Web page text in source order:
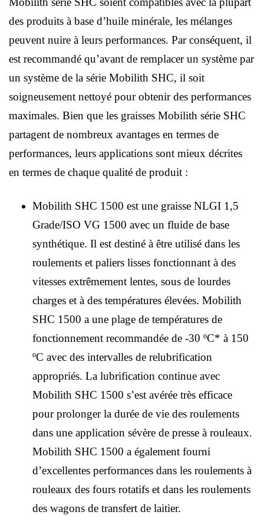
des produits à base d’huile minérale, les mélanges
peuvent nuire à leurs performances. Par conséquent, il
est recommandé qu’avant de remplacer un système par
un système de la série Mobilith SHC, il soit
soigneusement nettoyé pour obtenir des performances
maximales. Bien que les graisses Mobilith série SHC
partagent de nombreux avantages en termes de
performances, leurs applications sont mieux décrites
en termes de chaque qualité de produit :
Mobilith SHC 1500 est une graisse NLGI 1,5
Grade/ISO VG 1500 avec un fluide de base
synthétique. Il est destiné à être utilisé dans les
roulements et paliers lisses fonctionnant à des
vitesses extrêmement lentes, sous de lourdes
charges et à des températures élevées. Mobilith
SHC 1500 a une plage de températures de
fonctionnement recommandée de -30 ºC* à 150
ºC avec des intervalles de relubrification
appropriés. La lubrification continue avec
Mobilith SHC 1500 s’est avérée très efficace
pour prolonger la durée de vie des roulements
dans une application sévère de presse à rouleaux.
Mobilith SHC 1500 a également fourni
d’excellentes performances dans les roulements à
rouleaux des fours rotatifs et dans les roulements
des wagons de transfert de laitier.